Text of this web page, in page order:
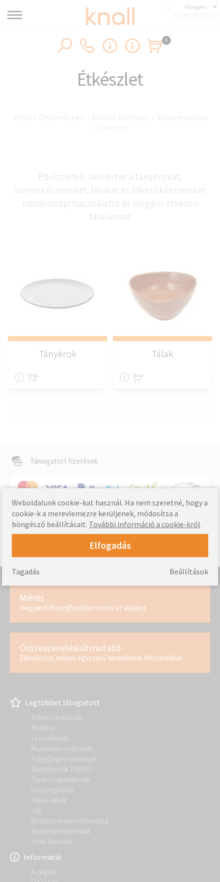
Hungary
0
Étkészlet
itthon › Otthon és kert › Konyha és étkező › asztali eszközök
› Étkészlet
Étkészletek, beleértve a tányérokat,
tányérkészleteket, tálakat és étkezőkészleteket
mindennapi használatra és elegáns étkezési
tálaláshoz
Tányérok Tálak
Támogatott fizetések
Kínálat Szállítási információk »
Mérés
Hogyan kell megfelelően mérni az ablakot
Összeszerelési útmutató
Ellenőrizze, milyen egyszerű termékeink felszerelése
Legtöbbet látogatott
Rakott redőnyök
Redőny
Fa redőnyök
Alumínium redőnyök
Függőleges redőnyök
Napellenzők FAKRO
Terasz napellenzők
Szúnyoghálók
Fakro vakok
cég
Összeszerelési útmutató
Rendeljen mintákat
Knall Youtube
Információ
A cégről
Weboldalunk cookie-kat használ. Ha nem szeretné, hogy a
cookie-k a merevlemezre kerüljenek, módosítsa a
böngésző beállításait. További információ a cookie-król
Elfogadás
Beállítások
Tagadás